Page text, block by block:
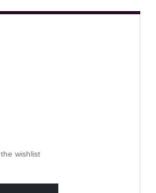
wishlist